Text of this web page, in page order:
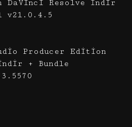
DaVinci Resolve İndir
v21.0.4.5
Producer Edition
+ Bundle